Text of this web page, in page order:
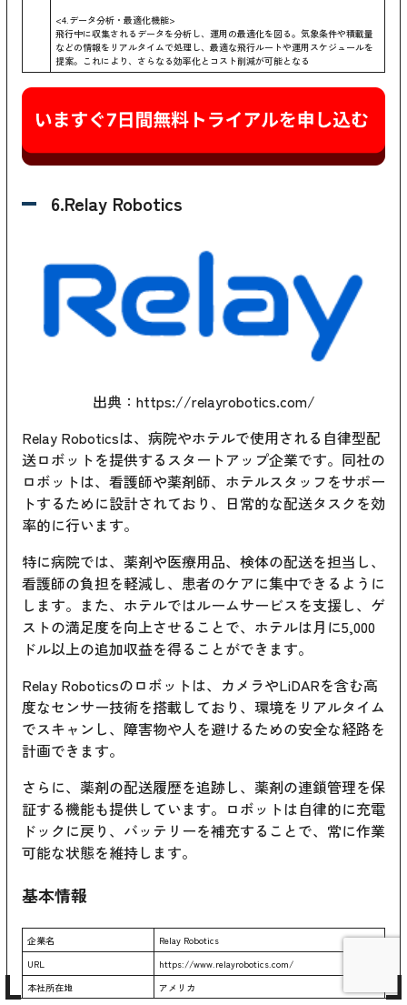
<4.データ分析・最適化機能>
飛行中に収集されるデータを分析し、運用の最適化を図る。気象条件や積載量
などの情報をリアルタイムで処理し、最適な飛行ルートや運用スケジュールを
提案。これにより、さらなる効率化とコスト削減が可能となる
6.Relay Robotics
出典：https://relayrobotics.com/
Relay Roboticsは、病院やホテルで使用される自律型配
送ロボットを提供するスタートアップ企業です。同社の
ロボットは、看護師や薬剤師、ホテルスタッフをサポー
トするために設計されており、日常的な配送タスクを効
率的に行います。
特に病院では、薬剤や医療用品、検体の配送を担当し、
看護師の負担を軽減し、患者のケアに集中できるように
します。また、ホテルではルームサービスを支援し、ゲ
ストの満足度を向上させることで、ホテルは月に5,000
ドル以上の追加収益を得ることができます。
Relay Roboticsのロボットは、カメラやLiDARを含む高
度なセンサー技術を搭載しており、環境をリアルタイム
でスキャンし、障害物や人を避けるための安全な経路を
計画できます。
さらに、薬剤の配送履歴を追跡し、薬剤の連鎖管理を保
証する機能も提供しています。ロボットは自律的に充電
ドックに戻り、バッテリーを補充することで、常に作業
可能な状態を維持します。
基本情報
企業名
Relay Robotics
URL
https://www.relayrobotics.com/
本社所在地
アメリカ